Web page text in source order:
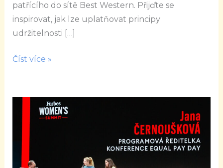
patřícího do sítě Best Western. Přijďte se
inspirovat, jak lze uplatňovat principy
udržitelnosti […]
Číst více »
Networking,
vzdělávání
nejnovější
trendy,